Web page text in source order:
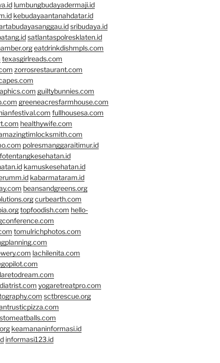
lumbungbudayadermaji.id
kebudayaantanahdatar.id
sribudaya.id
satlantaspolresklaten.id
eatdrinkdishmpls.com
texasgirlreads.com
zorrosrestaurant.com
guiltybunnies.com
greeneacresfarmhouse.com
fullhousesa.com
healthywife.com
polresmanggaraitimur.id
kamuskesehatan.id
kabarmataram.id
beansandgreens.org
curbearth.com
topfoodish.com hello-
tomulrichphotos.com
lachilenita.com
yogaretreatpro.com
sctbrescue.org
keamananinformasi.id
informasi123.id